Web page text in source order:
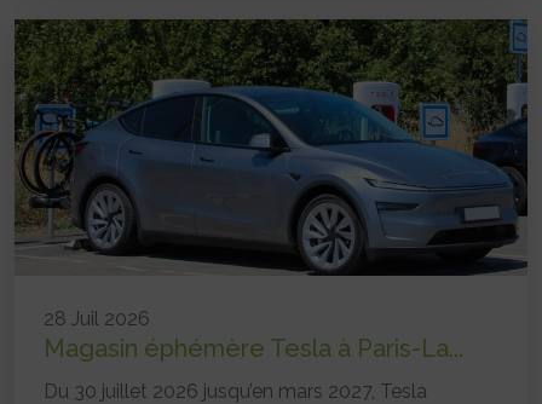
28 Juil 2026
Magasin éphémère Tesla à Paris-La...
Du 30 juillet 2026 jusqu’en mars 2027, Tesla